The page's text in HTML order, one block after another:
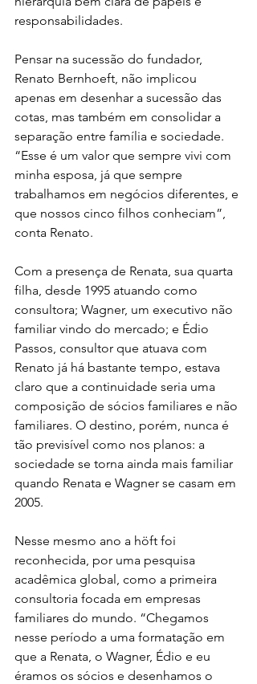
responsabilidades.
Pensar na sucessão do fundador,
Renato Bernhoeft, não implicou
apenas em desenhar a sucessão das
cotas, mas também em consolidar a
separação entre família e sociedade.
“Esse é um valor que sempre vivi com
minha esposa, já que sempre
trabalhamos em negócios diferentes, e
que nossos cinco filhos conheciam”,
conta Renato.
Com a presença de Renata, sua quarta
filha, desde 1995 atuando como
consultora; Wagner, um executivo não
familiar vindo do mercado; e Édio
Passos, consultor que atuava com
Renato já há bastante tempo, estava
claro que a continuidade seria uma
composição de sócios familiares e não
familiares. O destino, porém, nunca é
tão previsível como nos planos: a
sociedade se torna ainda mais familiar
quando Renata e Wagner se casam em
2005.
Nesse mesmo ano a höft foi
reconhecida, por uma pesquisa
acadêmica global, como a primeira
consultoria focada em empresas
familiares do mundo. “Chegamos
nesse período a uma formatação em
que a Renata, o Wagner, Édio e eu
éramos os sócios e desenhamos o